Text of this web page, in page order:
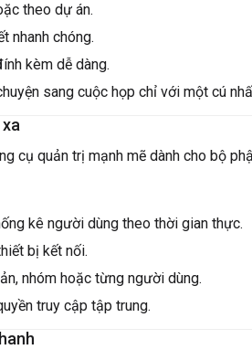
theo dự án.
nhanh chóng.
kèm dễ dàng.
sang cuộc họp chỉ với một cú
cụ quản trị mạnh mẽ dành cho bộ
kê người dùng theo thời gian thực.
bị kết nối.
nhóm hoặc từng người dùng.
truy cập tập trung.